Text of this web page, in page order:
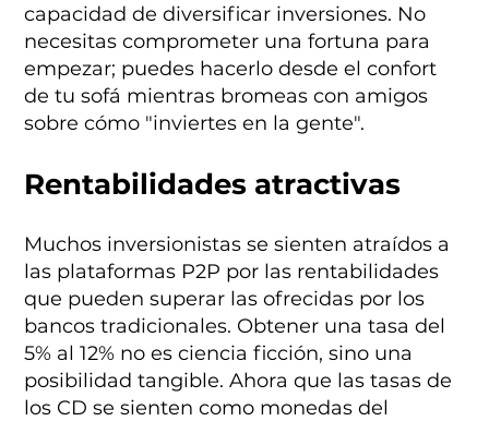
capacidad de diversificar inversiones. No
necesitas comprometer una fortuna para
empezar; puedes hacerlo desde el confort
de tu sofá mientras bromeas con amigos
sobre cómo "inviertes en la gente".
Rentabilidades atractivas
Muchos inversionistas se sienten atraídos a
las plataformas P2P por las rentabilidades
que pueden superar las ofrecidas por los
bancos tradicionales. Obtener una tasa del
5% al 12% no es ciencia ficción, sino una
posibilidad tangible. Ahora que las tasas de
los CD se sienten como monedas del